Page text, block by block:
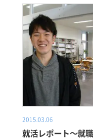
2015.03.06
就活レポート～就